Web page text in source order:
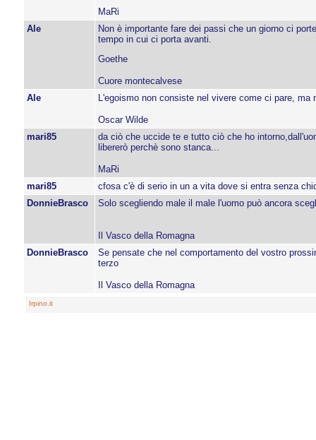
MaRi
Ale
Non è importante fare dei passi che un giorno ci
tempo in cui ci porta avanti.
Goethe
Cuore montecalvese
Ale
L'egoismo non consiste nel vivere come ci pare,
Oscar Wilde
mari85
da ciò che uccide te e tutto ciò che ho
libererò perchè sono stanca...
MaRi
mari85
cfosa c'è di serio in un a vita dove si entra senza
DonnieBrasco
Solo scegliendo male il male l'uomo può ancora
Il Vasco della Romagna
DonnieBrasco
Se pensate che nel comportamento del vostro
terzo
Il Vasco della Romagna
Irpino.it